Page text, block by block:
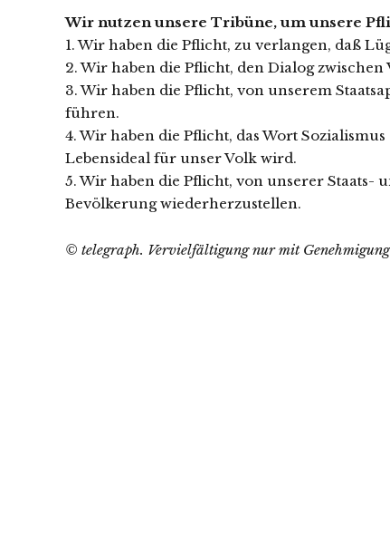
Wir nutzen unsere Tribüne, um unsere
1. Wir haben die Pflicht, zu verlangen, daß
2. Wir haben die Pflicht, den Dialog
3. Wir haben die Pflicht, von unserem
führen.
4. Wir haben die Pflicht, das Wort
Lebensideal für unser Volk wird.
5. Wir haben die Pflicht, von unserer Staats-
Bevölkerung wiederherzustellen.
© telegraph. Vervielfältigung nur mit Genehmigung